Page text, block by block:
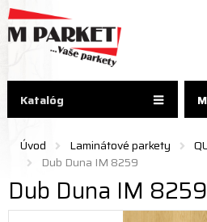
Úvod Laminátové parkety
Dub Duna IM 8259
Dub Duna IM 8259
Katalóg